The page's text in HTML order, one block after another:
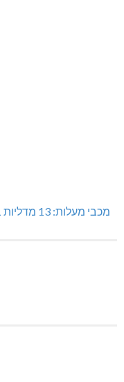
מכבי מעלות: 13 מדליות באליפות ישראל